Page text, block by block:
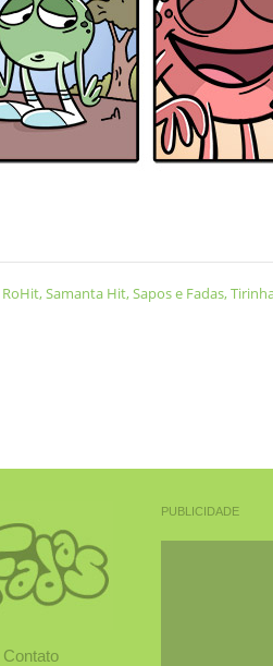
RoHit,Samanta Hit,Sapos e Fadas,
Contato
PUBLICIDADE